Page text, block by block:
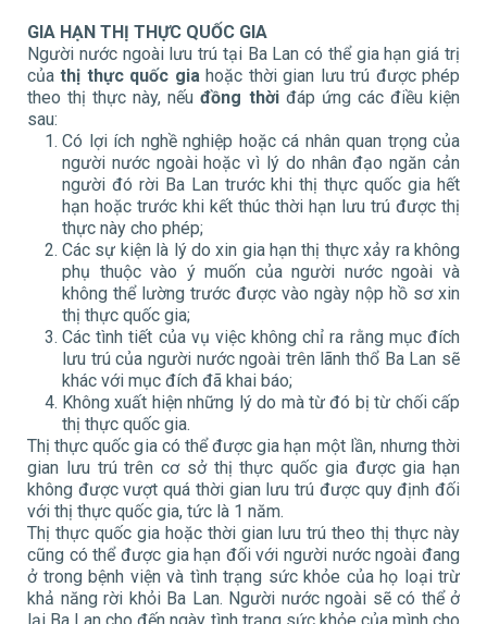
GIA HẠN THỊ THỰC QUỐC GIA
Người nước ngoài lưu trú tại Ba Lan có thể gia hạn giá trị
củathị thực quốc giahoặc thời gian lưu trú được phép
theo thị thực này, nếuđồng thờiđáp ứng các điều kiện
sau:
Có lợi ích nghề nghiệp hoặc cá nhân quan trọng của
người nước ngoài hoặc vì lý do nhân đạo ngăn cản
người đó rời Ba Lan trước khi thị thực quốc gia hết
hạn hoặc trước khi kết thúc thời hạn lưu trú được thị
thực này cho phép;
Các sự kiện là lý do xin gia hạn thị thực xảy ra không
phụ thuộc vào ý muốn của người nước ngoài và
không thể lường trước được vào ngày nộp hồ sơ xin
thị thực quốc gia;
Các tình tiết của vụ việc không chỉ ra rằng mục đích
lưu trú của người nước ngoài trên lãnh thổ Ba Lan sẽ
khác với mục đích đã khai báo;
Không xuất hiện những lý do mà từ đó bị từ chối cấp
thị thực quốc gia.
Thị thực quốc gia có thể được gia hạn một lần, nhưng thời
gian lưu trú trên cơ sở thị thực quốc gia được gia hạn
không được vượt quá thời gian lưu trú được quy định đối
với thị thực quốc gia, tức là 1 năm.
Thị thực quốc gia hoặc thời gian lưu trú theo thị thực này
cũng có thể được gia hạn đối với người nước ngoài đang
ở trong bệnh viện và tình trạng sức khỏe của họ loại trừ
khả năng rời khỏi Ba Lan. Người nước ngoài sẽ có thể ở